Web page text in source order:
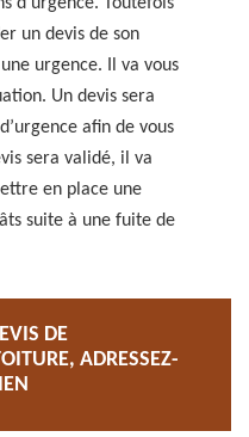
un devis de son
urgence. Il va vous
Un devis sera
afin de vous
sera validé, il va
en place une
suite à une fuite de
DE
ADRESSEZ-